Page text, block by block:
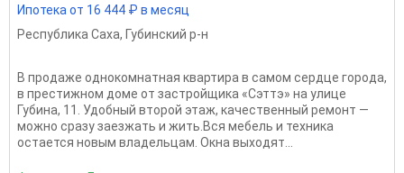
Ипотека от 16 444 ₽ в месяц
Республика Саха, Губинский р-н
В продаже однокомнатная квартира в самом сердце города,
в престижном доме от застройщика «Сэттэ» на улице
Губина, 11. Удобный второй этаж, качественный ремонт —
можно сразу заезжать и жить.Вся мебель и техника
остается новым владельцам. Окна выходят...